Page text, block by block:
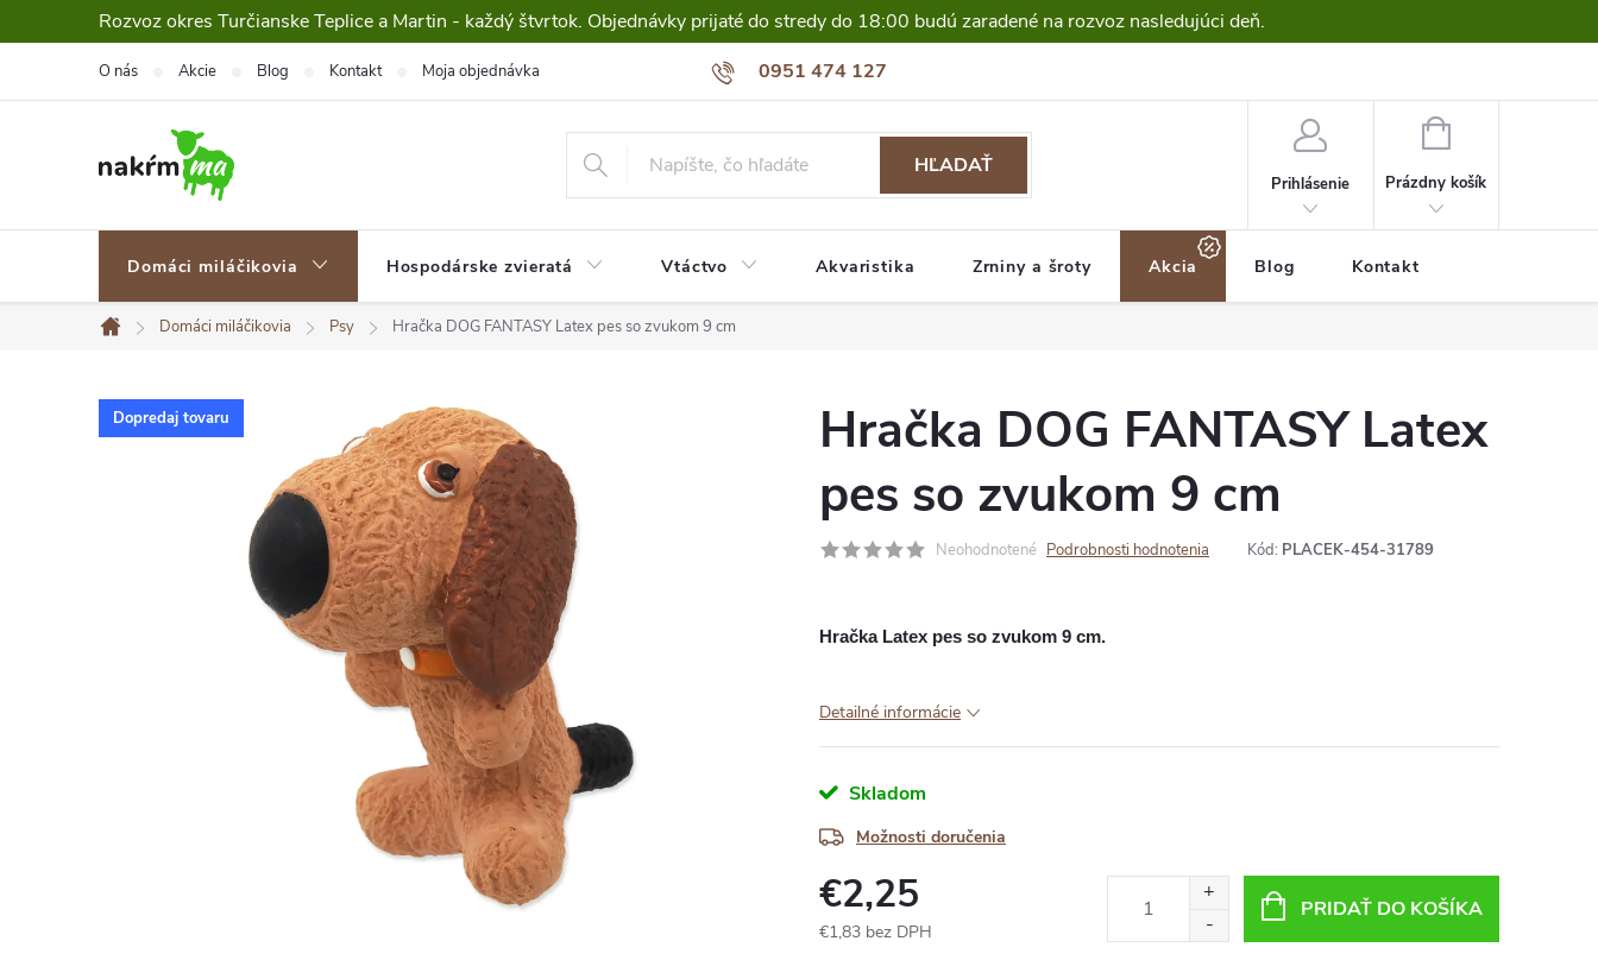
na
Rozvoz okres Turčianske Teplice a Martin - každý štvrtok. Objednávky prijaté do stredy do 18:00 budú zaradené na rozvoz nasledujúci deň.
0951 474 127
O nás Akcie Blog Kontakt Moja objednávka
HĽADAŤ
Prihlásenie
NÁKUPNÝ
Prázdny košík
Domáci miláčikovia Hospodárske zvieratá Vtáctvo Akvaristika Zrniny a šroty Akcia Blog Kontakt
Domov
Domáci miláčikovia Psy Hračka DOG FANTASY Latex pes so zvukom 9 cm
Dopredaj tovaru
Hračka DOG FANTASY Latex
pes so zvukom 9 cm
Neohodnotené Podrobnosti hodnotenia Kód: PLACEK-454-31789
Hračka Latex pes so zvukom 9 cm.
Detailné informácie
Skladom
Možnosti doručenia
€2,25
€1,83 bez DPH
PRIDAŤ DO KOŠÍKA